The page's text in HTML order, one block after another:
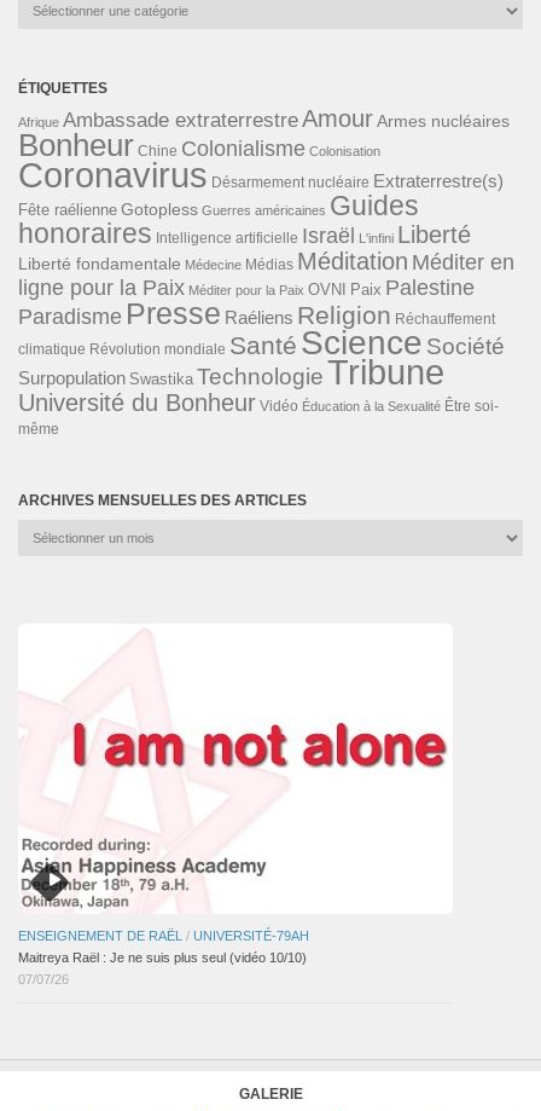
ÉTIQUETTES
Afrique Ambassade extraterrestreAmourArmes nucléaires
Bonheur Chine Colonialisme Colonisation
Coronavirus Désarmement nucléaire Extraterrestre(s)
Fête raélienne Gotopless Guerres américaines Guides
honoraires Intelligence artificielle Israël L'infini Liberté
Liberté fondamentale Médecine Médias Méditation Méditer en
ligne pour la Paix Méditer pour la Paix OVNI Paix Palestine
Paradisme Presse Raéliens Religion Réchauffement
climatique Révolution mondiale Santé Science Société
Surpopulation Swastika TechnologieTribune
Université du Bonheur Vidéo Éducation à la Sexualité Être soi-
même
ARCHIVES MENSUELLES DES ARTICLES
Archives
ENSEIGNEMENT DE RAËL / UNIVERSITÉ-79AH
Maitreya Raël : Je ne suis plus seul (vidéo 10/10)
07/07/26
GALERIE